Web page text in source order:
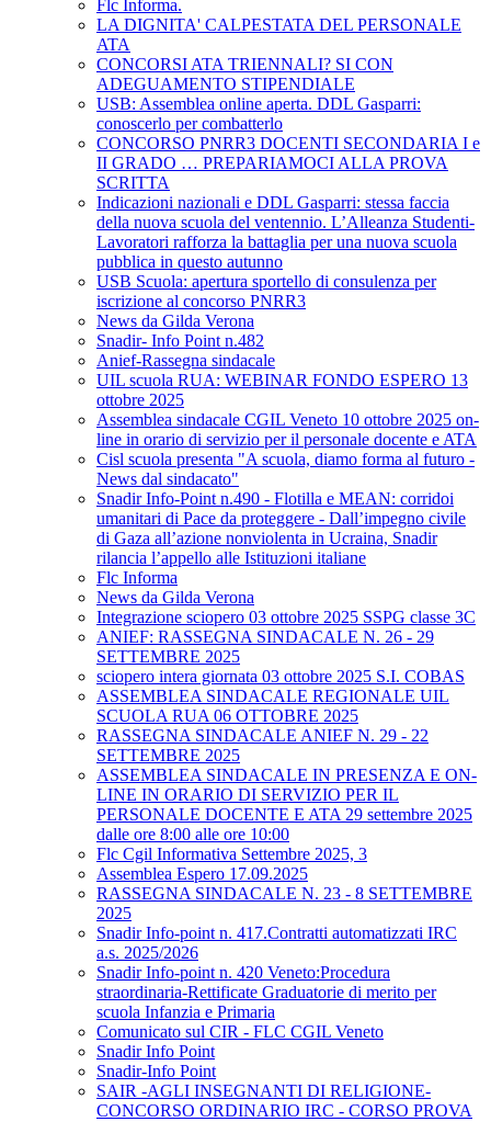
Flc Informa.
LA DIGNITA' CALPESTATA DEL PERSONALE
ATA
CONCORSI ATA TRIENNALI? SI CON
ADEGUAMENTO STIPENDIALE
USB: Assemblea online aperta. DDL Gasparri:
conoscerlo per combatterlo
CONCORSO PNRR3 DOCENTI SECONDARIA I e
II GRADO … PREPARIAMOCI ALLA PROVA
SCRITTA
Indicazioni nazionali e DDL Gasparri: stessa faccia
della nuova scuola del ventennio. L’Alleanza Studenti-
Lavoratori rafforza la battaglia per una nuova scuola
pubblica in questo autunno
USB Scuola: apertura sportello di consulenza per
iscrizione al concorso PNRR3
News da Gilda Verona
Snadir- Info Point n.482
Anief-Rassegna sindacale
UIL scuola RUA: WEBINAR FONDO ESPERO 13
ottobre 2025
Assemblea sindacale CGIL Veneto 10 ottobre 2025 on-
line in orario di servizio per il personale docente e ATA
Cisl scuola presenta "A scuola, diamo forma al futuro -
News dal sindacato"
Snadir Info-Point n.490 - Flotilla e MEAN: corridoi
umanitari di Pace da proteggere - Dall’impegno civile
di Gaza all’azione nonviolenta in Ucraina, Snadir
rilancia l’appello alle Istituzioni italiane
Flc Informa
News da Gilda Verona
Integrazione sciopero 03 ottobre 2025 SSPG classe 3C
ANIEF: RASSEGNA SINDACALE N. 26 - 29
SETTEMBRE 2025
sciopero intera giornata 03 ottobre 2025 S.I. COBAS
ASSEMBLEA SINDACALE REGIONALE UIL
SCUOLA RUA 06 OTTOBRE 2025
RASSEGNA SINDACALE ANIEF N. 29 - 22
SETTEMBRE 2025
ASSEMBLEA SINDACALE IN PRESENZA E ON-
LINE IN ORARIO DI SERVIZIO PER IL
PERSONALE DOCENTE E ATA 29 settembre 2025
dalle ore 8:00 alle ore 10:00
Flc Cgil Informativa Settembre 2025, 3
Assemblea Espero 17.09.2025
RASSEGNA SINDACALE N. 23 - 8 SETTEMBRE
2025
Snadir Info-point n. 417.Contratti automatizzati IRC
a.s. 2025/2026
Snadir Info-point n. 420 Veneto:Procedura
straordinaria-Rettificate Graduatorie di merito per
scuola Infanzia e Primaria
Comunicato sul CIR - FLC CGIL Veneto
Snadir Info Point
Snadir-Info Point
SAIR -AGLI INSEGNANTI DI RELIGIONE-
CONCORSO ORDINARIO IRC - CORSO PROVA